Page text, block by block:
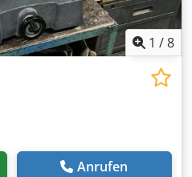
1 /8
Anrufen